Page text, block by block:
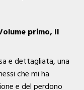
primo, Il
e dettagliata, una
che mi ha
e del perdono